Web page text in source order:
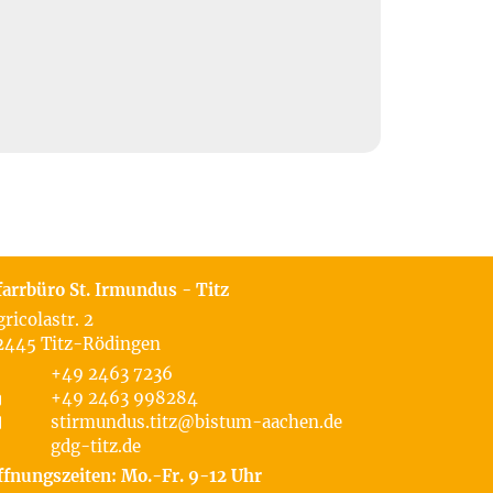
St. Irmundus - Titz
2
Titz-Rödingen
+49 2463 7236
+49 2463 998284
stirmundus.titz@bistum-aachen.de
gdg-titz.de
Mo.-Fr. 9-12 Uhr